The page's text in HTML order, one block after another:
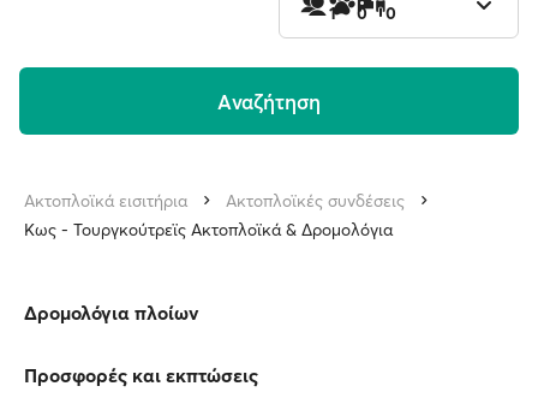
1 0 0
Aναζήτηση
Ακτοπλοϊκά εισιτήρια
Ακτοπλοϊκές συνδέσεις
Κως - Τουργκούτρεϊς Ακτοπλοϊκά & Δρομολόγια
Δρομολόγια πλοίων
Προσφορές και εκπτώσεις